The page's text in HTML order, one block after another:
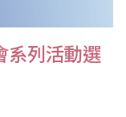
系列活動選